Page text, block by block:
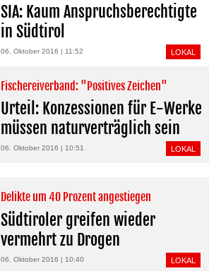
SIA: Kaum Anspruchsberechtigte
in Südtirol
06. Oktober 2016 | 11:52 LOKAL
Fischereiverband: "Positives Zeichen"
Urteil: Konzessionen für E-Werke
müssen naturverträglich sein
06. Oktober 2016 | 10:51 LOKAL
Delikte um 40 Prozent angestiegen
Südtiroler greifen wieder
vermehrt zu Drogen
06. Oktober 2016 | 10:40 LOKAL